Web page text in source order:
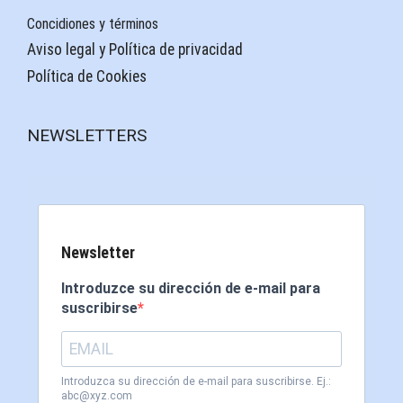
Concidiones y términos
Aviso legal y Política de privacidad
Política de Cookies
NEWSLETTERS
Newsletter
Introduzce su dirección de e-mail para
suscribirse
Introduzca su dirección de e-mail para suscribirse. Ej.:
abc@xyz.com